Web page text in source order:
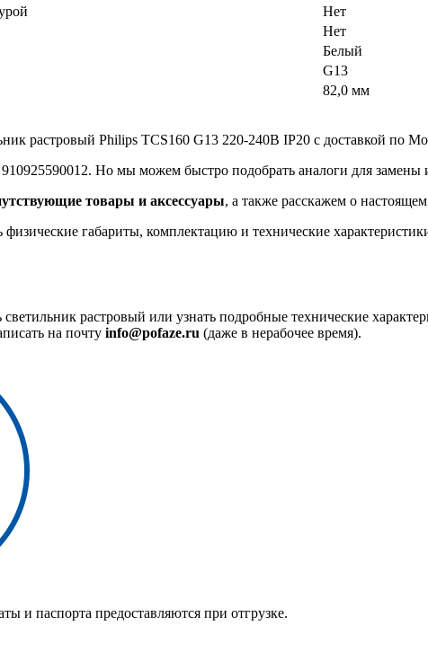
Нет
Нет
Белый
G13
82,0 мм
растровый Philips TCS160 G13 220-240В IP20 с доставкой по
Но мы можем быстро подобрать аналоги для замены
товары и аксессуары, а также расскажем о
габариты, комплектацию и технические
растровый или узнать подробные технические
на почту info@pofaze.ru (даже в нерабочее время).
и паспорта предоставляются при отгрузке.